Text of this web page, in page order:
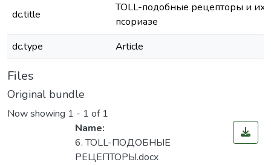
dc.title
TOLL-подобные рецепторы и их
псориазе
dc.type
Article
Files
Original bundle
Now showing 1 - 1 of 1
Name:
6. TOLL-ПОДОБНЫЕ
РЕЦЕПТОРЫ.docx